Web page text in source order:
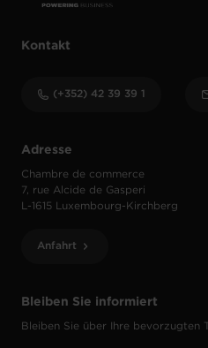
Bleiben Sie informiert
Bleiben Sie über Ihre bevorzugten
Adresse
Chambre de commerce
7, rue Alcide de Gasperi
L-1615 Luxembourg-Kirchberg
Anfahrt
Kontakt
(+352) 42 39 39 1